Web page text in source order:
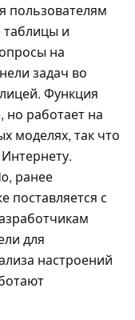
пользователям
и
на
задач во
Функция
но работает на
моделях, так что
ранее
поставляется с
для
настроений